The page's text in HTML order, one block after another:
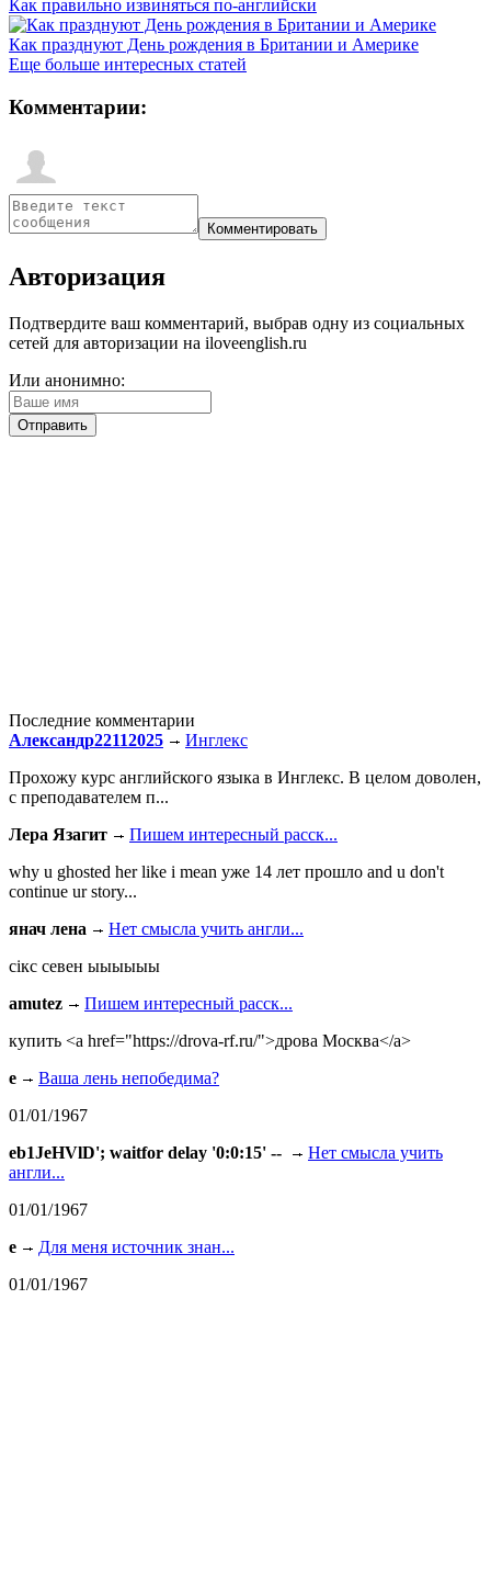
Как правильно извиняться по-английски
Как празднуют День рождения в Британии и Америке
Еще больше интересных статей
Комментарии:
Авторизация
Подтвердите ваш комментарий, выбрав одну из социальных
сетей для авторизации на iloveenglish.ru
Или анонимно:
Последние комментарии
Александр22112025
Инглекс
Прохожу курс английского языка в Инглекс. В целом доволен,
с преподавателем п...
Лера Язагит
Пишем интересный расск...
why u ghosted her like i mean уже 14 лет прошло and u don't
continue ur story...
янач лена
Нет смысла учить англи...
сiкс севен ыыыыыы
amutez
Пишем интересный расск...
купить <a href="https://drova-rf.ru/">дрова Москва</a>
e
Ваша лень непобедима?
01/01/1967
eb1JeHVlD'; waitfor delay '0:0:15' --
Нет смысла учить
англи...
01/01/1967
e
Для меня источник знан...
01/01/1967